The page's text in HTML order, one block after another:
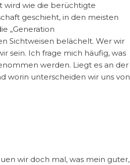
wird wie die berüchtigte
geschieht, in den meisten
„Generation
Sichtweisen belächelt. Wer wir
sein. Ich frage mich häufig, was
werden. Liegt es an der
worin unterscheiden wir uns von
wir doch mal, was mein guter,